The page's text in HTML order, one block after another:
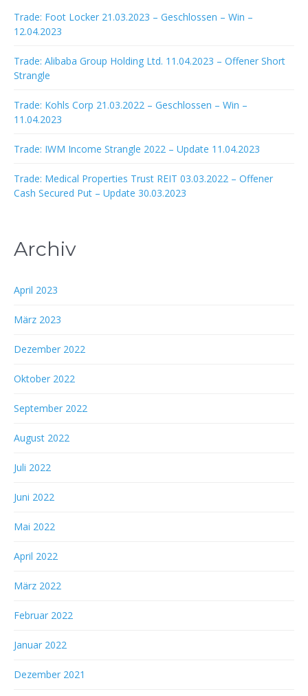
Trade: Foot Locker 21.03.2023 – Geschlossen – Win –
12.04.2023
Trade: Alibaba Group Holding Ltd. 11.04.2023 – Offener Short
Strangle
Trade: Kohls Corp 21.03.2022 – Geschlossen – Win –
11.04.2023
Trade: IWM Income Strangle 2022 – Update 11.04.2023
Trade: Medical Properties Trust REIT 03.03.2022 – Offener
Cash Secured Put – Update 30.03.2023
Archiv
April 2023
März 2023
Dezember 2022
Oktober 2022
September 2022
August 2022
Juli 2022
Juni 2022
Mai 2022
April 2022
März 2022
Februar 2022
Januar 2022
Dezember 2021